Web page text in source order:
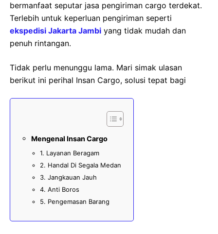
bermanfaat seputar jasa pengiriman cargo terdekat.
Terlebih untuk keperluan pengiriman seperti
ekspedisi Jakarta Jambi yang tidak mudah dan
penuh rintangan.
Tidak perlu menunggu lama. Mari simak ulasan
berikut ini perihal Insan Cargo, solusi tepat bagi
Mengenal Insan Cargo
1. Layanan Beragam
2. Handal Di Segala Medan
3. Jangkauan Jauh
4. Anti Boros
5. Pengemasan Barang